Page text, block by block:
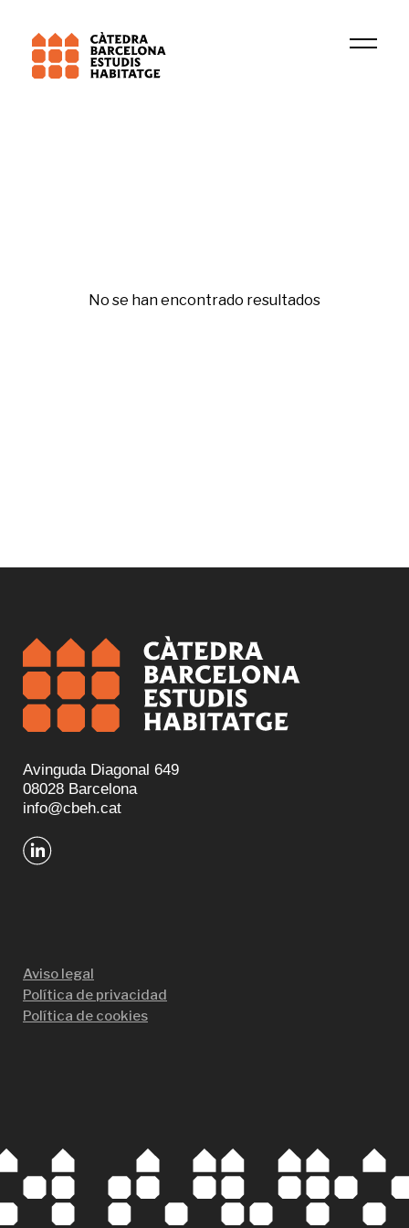
No se han encontrado resultados
Avinguda Diagonal 649
08028 Barcelona
info@cbeh.cat
Aviso legal
Política de privacidad
Política de cookies